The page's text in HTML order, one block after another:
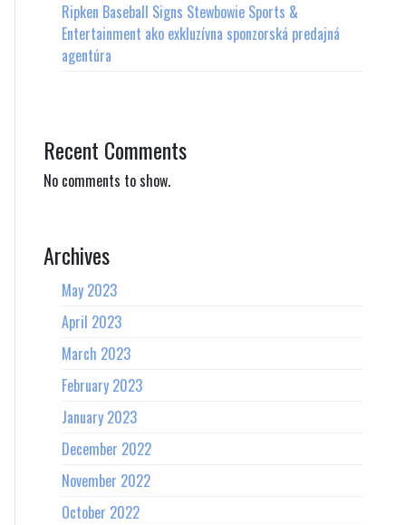
Ripken Baseball Signs Stewbowie Sports &
Entertainment ako exkluzívna sponzorská predajná
agentúra
Recent Comments
No comments to show.
Archives
May 2023
April 2023
March 2023
February 2023
January 2023
December 2022
November 2022
October 2022